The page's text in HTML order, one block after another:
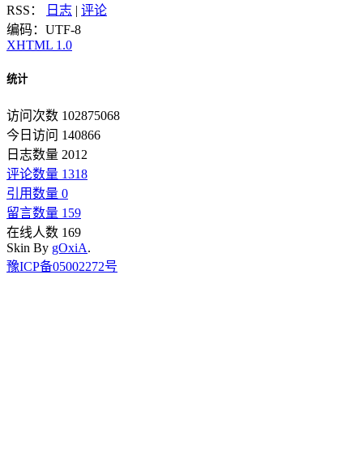
RSS：
日志 | 评论
编码：UTF-8
XHTML 1.0
统计
访问次数 102875068
今日访问 140866
日志数量 2012
评论数量 1318
引用数量 0
留言数量 159
在线人数 169
Skin By gOxiA.
豫ICP备05002272号